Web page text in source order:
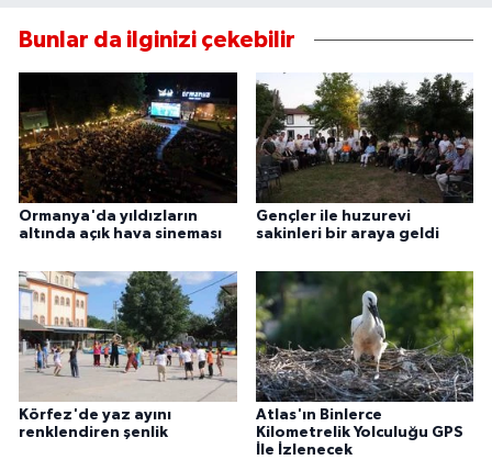
Bunlar da ilginizi çekebilir
Ormanya'da yıldızların
altında açık hava sineması
Gençler ile huzurevi
sakinleri bir araya geldi
Körfez'de yaz ayını
renklendiren şenlik
Atlas'ın Binlerce
Kilometrelik Yolculuğu GPS
İle İzlenecek